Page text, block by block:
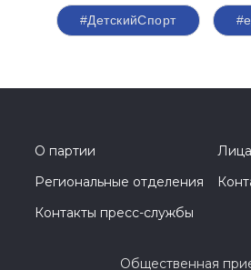
#ДетскийСпорт
О партии
Региональные отделения
Контакты пресс-службы
Общественная